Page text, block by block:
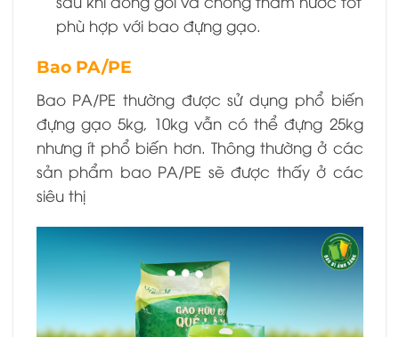
phù hợp với bao đựng gạo.
Bao PA/PE
Bao PA/PE thường được sử dụng phổ biến
đựng gạo 5kg, 10kg vẫn có thể đựng 25kg
nhưng ít phổ biến hơn. Thông thường ở các
sản phẩm bao PA/PE sẽ được thấy ở các
siêu thị